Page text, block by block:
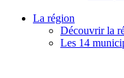
La région
Découvrir la
Les 14